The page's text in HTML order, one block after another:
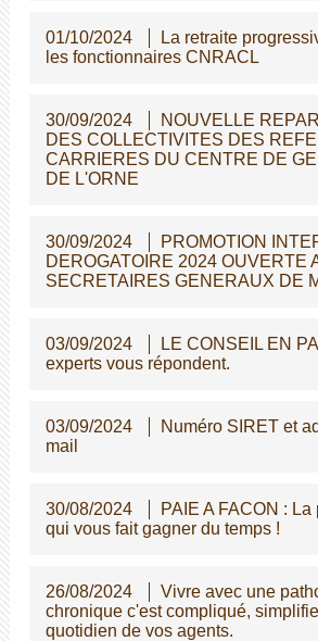
01/10/2024
La retraite
les fonctionnaires CNRACL
30/09/2024
NOUVELLE
DES COLLECTIVITES DES
CARRIERES DU CENTRE DE
DE L'ORNE
30/09/2024
PROMOTION
DEROGATOIRE 2024 OUVERTE
SECRETAIRES GENERAUX DE
03/09/2024
LE CONSEIL EN
experts vous répondent.
03/09/2024
Numéro SIRET et
mail
30/08/2024
PAIE A FACON : La
qui vous fait gagner du temps !
26/08/2024
Vivre avec une
chronique c'est compliqué,
quotidien de vos agents.